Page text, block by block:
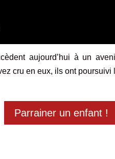
aujourd’hui à un
cru en eux, ils ont poursuivi
Parrainer un enfant !